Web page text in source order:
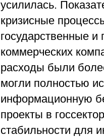
усилилась.
кризисные
государственные и
коммерческих
расходы были
могли полностью
информационную
проекты в
стабильности для